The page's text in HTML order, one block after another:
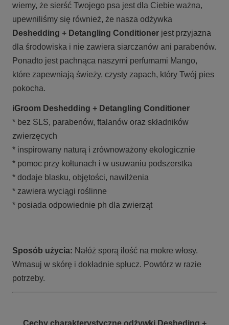
wiemy, że sierść Twojego psa jest dla Ciebie ważna,
upewniliśmy się również, że nasza odżywka
Deshedding + Detangling Conditioner jest przyjazna
dla środowiska i nie zawiera siarczanów ani parabenów.
Ponadto jest pachnąca naszymi perfumami Mango,
które zapewniają świeży, czysty zapach, który Twój pies
pokocha.
iGroom Deshedding + Detangling Conditioner
* bez SLS, parabenów, ftalanów oraz składników
zwierzęcych
* inspirowany naturą i zrównoważony ekologicznie
* pomoc przy kołtunach i w usuwaniu podszerstka
* dodaje blasku, objętości, nawilżenia
* zawiera wyciągi roślinne
* posiada odpowiednie ph dla zwierząt
Sposób użycia: Nałóż sporą ilość na mokre włosy.
Wmasuj w skórę i dokładnie spłucz. Powtórz w razie
potrzeby.
Cechy charakterystyczne odżywki Desheding +